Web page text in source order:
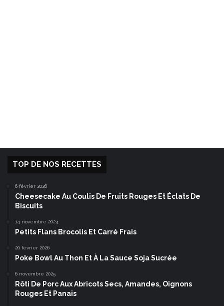
TOP DE NOS RECETTES
6 février 2026
Cheesecake Au Coulis De Fruits Rouges Et Éclats De
Biscuits
14 novembre 2024
Petits Flans Brocolis Et Carré Frais
20 février 2026
Poke Bowl Au Thon Et À La Sauce Soja Sucrée
6 novembre 2025
Rôti De Porc Aux Abricots Secs, Amandes, Oignons
Rouges Et Panais